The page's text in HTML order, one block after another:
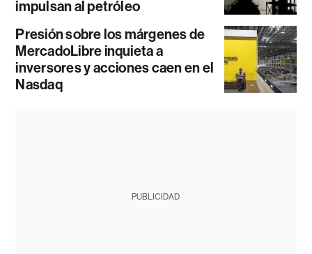
impulsan al petróleo
Presión sobre los márgenes de
MercadoLibre inquieta a
inversores y acciones caen en el
Nasdaq
PUBLICIDAD